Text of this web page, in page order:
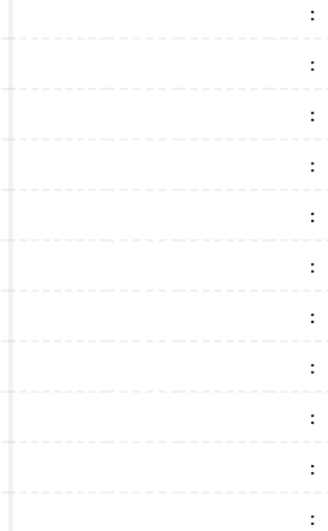
:
:
:
:
:
:
:
:
:
:
:
:
:
:
:
:
:
:
:
:
:
: